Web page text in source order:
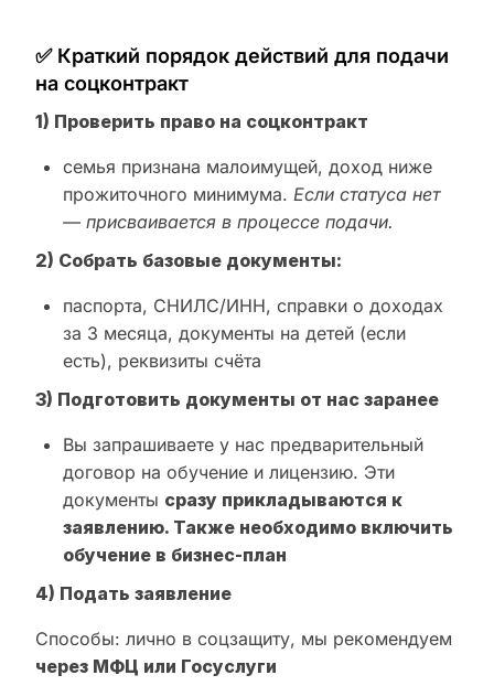
✅ Краткий порядок действий для подачи
на соцконтракт
1) Проверить право на соцконтракт
семья признана малоимущей, доход ниже
прожиточного минимума. Если статуса нет
— присваивается в процессе подачи.
2) Собрать базовые документы:
паспорта, СНИЛС/ИНН, справки о доходах
за 3 месяца, документы на детей (если
есть), реквизиты счёта
3) Подготовить документы от нас заранее
Вы запрашиваете у нас предварительный
договор на обучение и лицензию. Эти
документы сразу прикладываются к
заявлению. Также необходимо включить
обучение в бизнес-план
4) Подать заявление
Способы: лично в соцзащиту, мы рекомендуем
через МФЦ или Госуслуги